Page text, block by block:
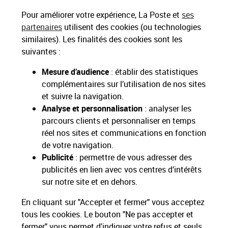
Pour améliorer votre expérience, La Poste et ses
partenaires utilisent des cookies (ou technologies
similaires). Les finalités des cookies sont les
suivantes :
Mesure d’audience : établir des statistiques
complémentaires sur l’utilisation de nos sites
et suivre la navigation.
Analyse et personnalisation : analyser les
parcours clients et personnaliser en temps
réel nos sites et communications en fonction
de votre navigation.
Publicité : permettre de vous adresser des
publicités en lien avec vos centres d’intérêts
sur notre site et en dehors.
En cliquant sur "Accepter et fermer" vous acceptez
tous les cookies. Le bouton "Ne pas accepter et
Livraison gratuite
Hors livres et hors produits marketplace
Applications La Poste
Restons connectés
Services Pros
Envois Courrier